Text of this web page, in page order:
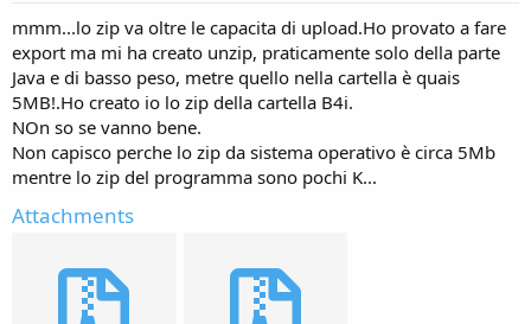
mmm...lo zip va oltre le capacita di upload.Ho provato a fare
export ma mi ha creato unzip, praticamente solo della parte
Java e di basso peso, metre quello nella cartella è quais
5MB!.Ho creato io lo zip della cartella B4i.
NOn so se vanno bene.
Non capisco perche lo zip da sistema operativo è circa 5Mb
mentre lo zip del programma sono pochi K...
Attachments